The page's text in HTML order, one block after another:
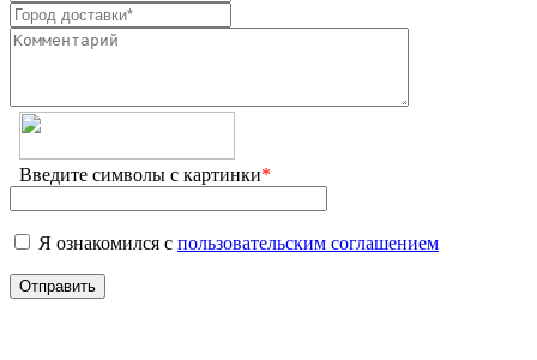
Введите символы с картинки*
Я ознакомился с пользовательским соглашением